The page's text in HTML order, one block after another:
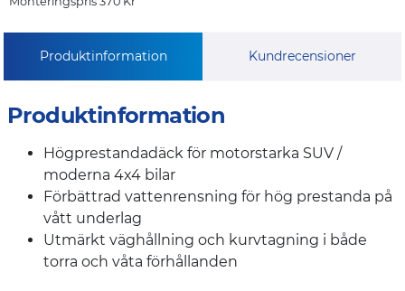
Produktinformation Kundrecensioner
Produktinformation
Högprestandadäck för motorstarka SUV /
moderna 4x4 bilar
Förbättrad vattenrensning för hög prestanda på
vått underlag
Utmärkt väghållning och kurvtagning i både
torra och våta förhållanden